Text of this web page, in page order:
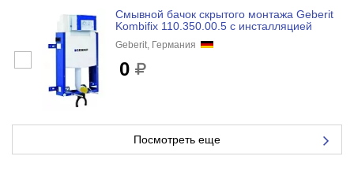
Смывной бачок скрытого монтажа Geberit
Kombifix 110.350.00.5 с инсталляцией
Geberit, Германия
0
Посмотреть еще